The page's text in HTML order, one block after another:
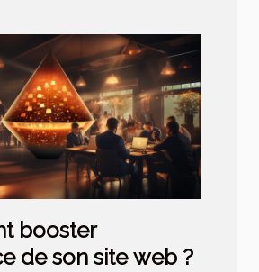
booster
de son site web ?